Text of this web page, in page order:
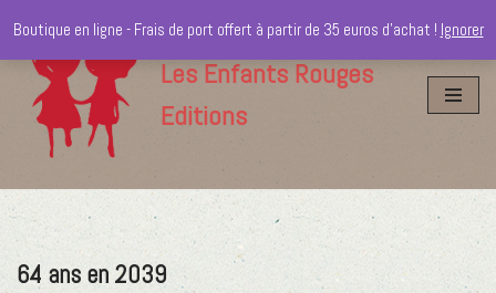
Aller
contenu
Les Enfants Rouges
Editions
64 ans en 2039
Boutique en ligne - Frais de port offert à partir de 35 euros d'achat ! Ignorer